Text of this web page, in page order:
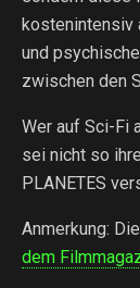
kostenintensiv
und
zwischen den
Wer auf Sci-Fi
sei nicht so
PLANETES
Anmerkung:
dem